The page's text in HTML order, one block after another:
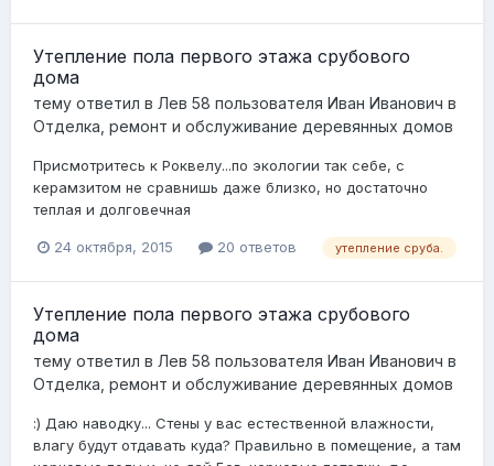
Утепление пола первого этажа срубового
дома
тему ответил в Лев 58 пользователя Иван Иванович в
Отделка, ремонт и обслуживание деревянных домов
Присмотритесь к Роквелу...по экологии так себе, с
керамзитом не сравнишь даже близко, но достаточно
теплая и долговечная
24 октября, 2015 20 ответов утепление сруба.
Утепление пола первого этажа срубового
дома
тему ответил в Лев 58 пользователя Иван Иванович в
Отделка, ремонт и обслуживание деревянных домов
:) Даю наводку... Стены у вас естественной влажности,
влагу будут отдавать куда? Правильно в помещение, а там